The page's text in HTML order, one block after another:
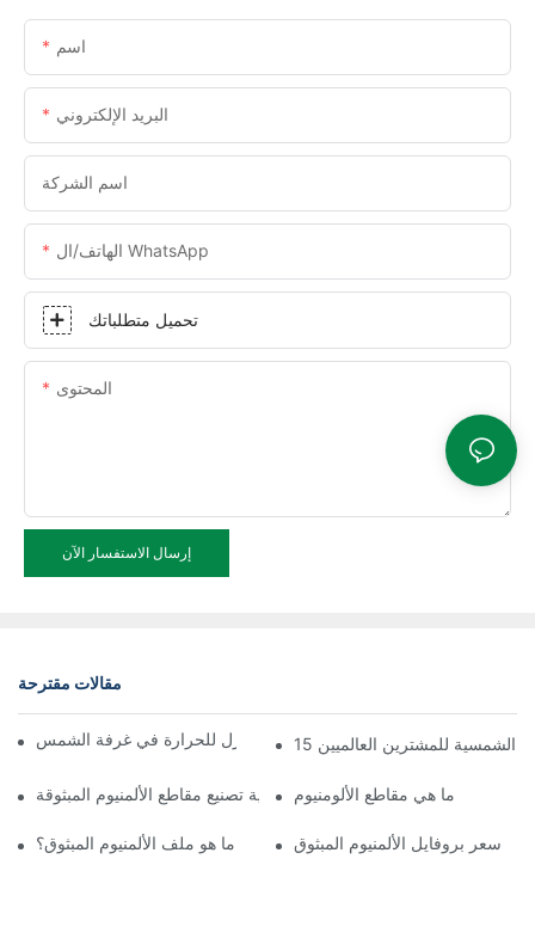
اسم
البريد الإلكتروني
اسم الشركة
الهاتف/ال WhatsApp
تحميل متطلباتك
المحتوى
إرسال الاستفسار الآن
مقالات مقترحة
تجميع سريع لملف الألمنيوم العازل للحرارة في غرفة الشمس
الشمسية للمشترين العالميين
عملية تصنيع مقاطع الألمنيوم المبثوقة ما هي مقاطع الألومنيوم
ما هو ملف الألمنيوم المبثوق؟ سعر بروفايل الألمنيوم المبثوق